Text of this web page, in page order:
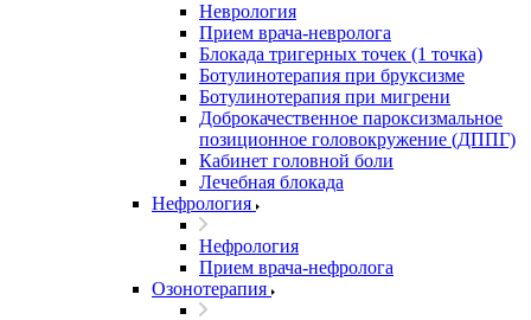
Неврология
Прием врача-невролога
Блокада тригерных точек (1 точка)
Ботулинотерапия при бруксизме
Ботулинотерапия при мигрени
Доброкачественное пароксизмальное
позиционное головокружение (ДППГ)
Кабинет головной боли
Лечебная блокада
Нефрология
Нефрология
Прием врача-нефролога
Озонотерапия